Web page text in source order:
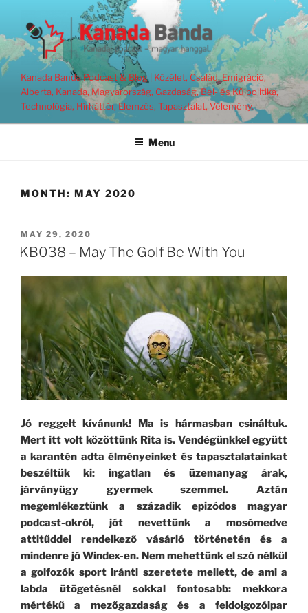
content
Kanada Banda Podcast & Blog | Közélet, Család, Emigráció,
Alberta, Kanada, Magyarország, Gazdaság, Bel- és Külpolitika,
Technológia, Hírháttér, Elemzés, Tapasztalat, Vélemény.
Menu
MONTH: MAY 2020
POSTED
ON
MAY 29, 2020
KB038 – May The Golf Be With You
Jó reggelt kívánunk! Ma is hármasban csináltuk.
Mert itt volt közöttünk Rita is. Vendégünkkel együtt
a karantén adta élményeinket és tapasztalatainkat
beszéltük ki: ingatlan és üzemanyag árak,
járványügy gyermek szemmel. Aztán
megemlékeztünk a századik epizódos magyar
podcast-okról, jót nevettünk a mosómedve
attitűddel rendelkező vásárló történetén és a
mindenre jó Windex-en. Nem mehettünk el szó nélkül
a golfozók sport iránti szeretete mellett, de ami a
labda ütögetésnél sokkal fontosabb: mekkora
mértékű a mezőgazdaság és a feldolgozóipar